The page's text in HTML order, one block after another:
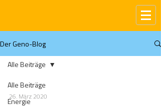
Der Geno-Blog
Alle Beiträge
Energie
Alle Beiträge
26. März 2020